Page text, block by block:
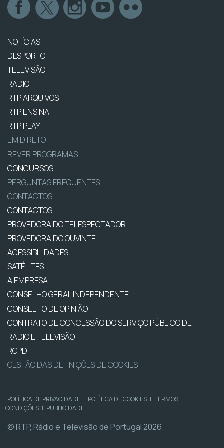
NOTÍCIAS
DESPORTO
TELEVISÃO
RÁDIO
RTP ARQUIVOS
RTP ENSINA
RTP PLAY
EM DIRETO
REVER PROGRAMAS
CONCURSOS
PERGUNTAS FREQUENTES
CONTACTOS
CONTACTOS
PROVEDORA DO TELESPECTADOR
PROVEDORA DO OUVINTE
ACESSIBILIDADES
SATÉLITES
A EMPRESA
CONSELHO GERAL INDEPENDENTE
CONSELHO DE OPINIÃO
CONTRATO DE CONCESSÃO DO SERVIÇO PÚBLICO DE
RÁDIO E TELEVISÃO
RGPD
GESTÃO DAS DEFINIÇÕES DE COOKIES
POLÍTICA DE PRIVACIDADE | POLÍTICA DE COOKIES | TERMOS E
CONDIÇÕES | PUBLICIDADE
© RTP, Rádio e Televisão de Portugal 2026